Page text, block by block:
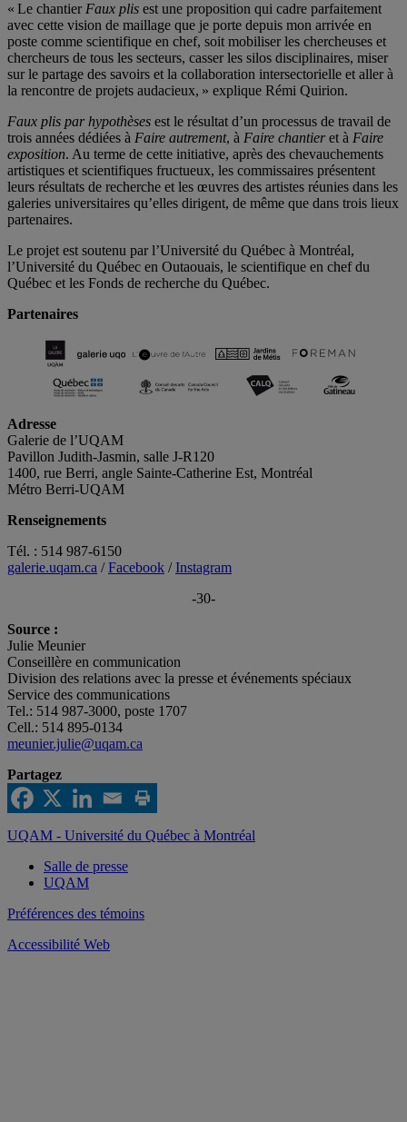
« Le chantier Faux plis est une proposition qui cadre parfaitement
avec cette vision de maillage que je porte depuis mon arrivée en
poste comme scientifique en chef, soit mobiliser les chercheuses et
chercheurs de tous les secteurs, casser les silos disciplinaires, miser
sur le partage des savoirs et la collaboration intersectorielle et aller à
la rencontre de projets audacieux, » explique Rémi Quirion.
Faux plis par hypothèses est le résultat d’un processus de travail de
trois années dédiées à Faire autrement, à Faire chantieret à Faire
exposition. Au terme de cette initiative, après des chevauchements
artistiques et scientifiques fructueux, les commissaires présentent
leurs résultats de recherche et les œuvres des artistes réunies dans les
galeries universitaires qu’elles dirigent, de même que dans trois lieux
partenaires.
Le projet est soutenu par l’Université du Québec à Montréal,
l’Université du Québec en Outaouais, le scientifique en chef du
Québec et les Fonds de recherche du Québec.
Partenaires
Adresse
Galerie de l’UQAM
Pavillon Judith-Jasmin, salle J-R120
1400, rue Berri, angle Sainte-Catherine Est, Montréal
Métro Berri-UQAM
Renseignements
Tél. : 514 987-6150
galerie.uqam.ca /Facebook /Instagram
-30-
Source :
Julie Meunier
Conseillère en communication
Division des relations avec la presse et événements spéciaux
Service des communications
Tel.: 514 987-3000, poste 1707
Cell.: 514 895-0134
meunier.julie@uqam.ca
Partagez
UQAM - Université du Québec à Montréal
Salle de presse
UQAM
Préférences des témoins
Accessibilité Web